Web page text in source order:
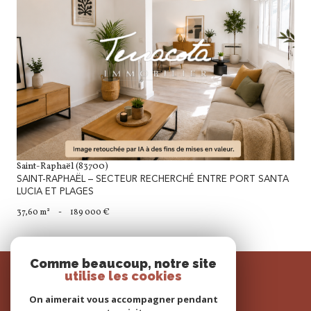
voir le bien
Saint-Raphaël (83700)
SAINT-RAPHAËL – SECTEUR RECHERCHÉ ENTRE PORT SANTA
LUCIA ET PLAGES
37,60 m² - 189 000 €
SE
connecter
espace propriétaire
Comme beaucoup, notre site
utilise les cookies
On aimerait vous accompagner pendant